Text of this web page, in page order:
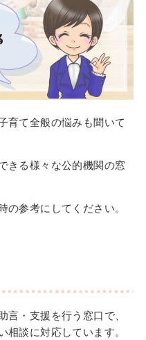
育て全般の悩みも聞いて
きる様々な公的機関の窓
参考にしてください。
・支援を行う窓口で、
談に対応しています。